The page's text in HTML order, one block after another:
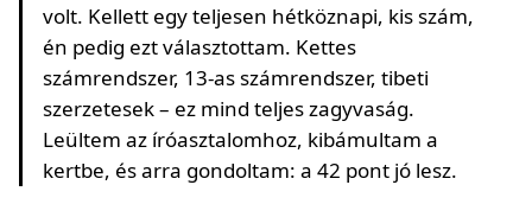
volt. Kellett egy teljesen hétköznapi, kis szám,
én pedig ezt választottam. Kettes
számrendszer, 13-as számrendszer, tibeti
szerzetesek – ez mind teljes zagyvaság.
Leültem az íróasztalomhoz, kibámultam a
kertbe, és arra gondoltam: a 42 pont jó lesz.